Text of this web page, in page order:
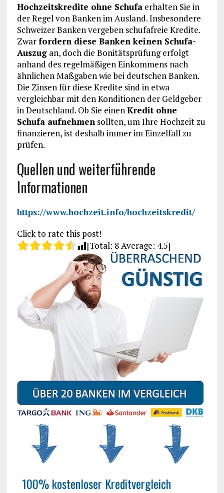
Hochzeitskredite ohne Schufaerhalten Sie in
der Regel von Banken im Ausland. Insbesondere
Schweizer Banken vergeben schufafreie Kredite.
Zwarfordern diese Banken keinen Schufa-
Auszugan, doch die Bonitätsprüfung erfolgt
anhand des regelmäßigen Einkommens nach
ähnlichen Maßgaben wie bei deutschen Banken.
Die Zinsen für diese Kredite sind in etwa
vergleichbar mit den Konditionen der Geldgeber
in Deutschland. Ob Sie einen Kredit ohne
Schufa aufnehmen sollten, um Ihre Hochzeit zu
finanzieren, ist deshalb immer im Einzelfall zu
prüfen.
Quellen und weiterführende
Informationen
https://www.hochzeit.info/hochzeitskredit/
Click to rate this post!
[Total: 8Average: 4.5]
100% kostenloser Kreditvergleich